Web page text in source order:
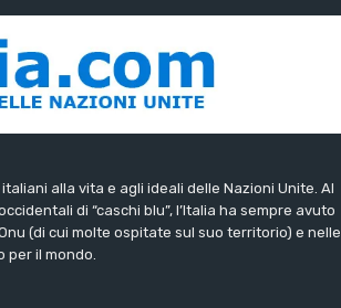
alla vita e agli ideali delle Nazioni Unite. Al
di “caschi blu”, l’Italia ha sempre avuto
(di cui molte ospitate sul suo territorio) e nelle
il mondo.